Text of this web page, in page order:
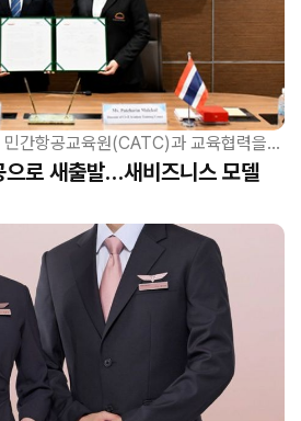
간항공교육원(CATC)과 교육협력을...
으로 새출발…새비즈니스 모델